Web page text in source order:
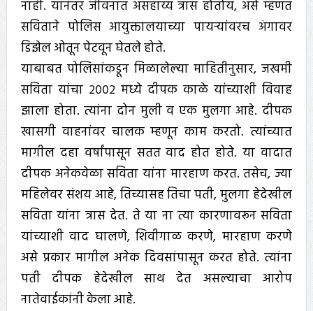
नाही. यानंतर जीवनात असहाय्य त्रास होतोय, असे म्हणत
सविताने पोलिस आयुक्तालयाच्या पायऱ्यांवरच अंगावर
डिझेल ओतून पेटवून घेतले होते.
याबाबत पोलिसांकडून मिळालेल्या माहितीनुसार, जखमी
सविता यांचा २००२ मध्ये दीपक काळे यांच्याशी विवाह
झाला होता. त्यांना दोन मुली व एक मुलगा आहे. दीपक
खासगी वाहनांवर चालक म्हणून काम करतो. त्यांच्यात
मागील दहा वर्षांपासून सतत वाद होत होते. या वादात
दीपक अनेकवेळा सविता यांना मारहाण करत. तसेच, ज्या
महिलेवर संशय आहे, तिच्यासह तिचा पती, मुलगा हेदेखील
सविता यांना त्रास देत. ते या ना त्या कारणावरून सविता
यांच्याशी वाद घालणे, शिवीगाळ करणे, मारहाण करणे
असे प्रकार मागील अनेक दिवसांपासून करत होते. त्यांना
पती दीपक हेदेखील साथ देत असल्याचा आरोप
नातेवाईकांनी केला आहे.